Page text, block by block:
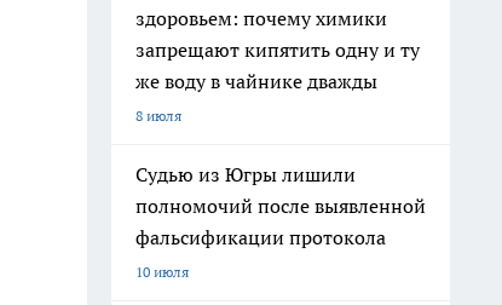
здоровьем: почему химики
запрещают кипятить одну и ту
же воду в чайнике дважды
8 июля
Судью из Югры лишили
полномочий после выявленной
фальсификации протокола
10 июля